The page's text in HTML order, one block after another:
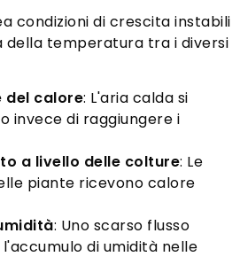
condizioni di crescita instabili
della temperatura tra i diversi
del calore: L'aria calda si
invece di raggiungere i
a livello delle colture: Le
piante ricevono calore
: Uno scarso flusso
di umidità nelle